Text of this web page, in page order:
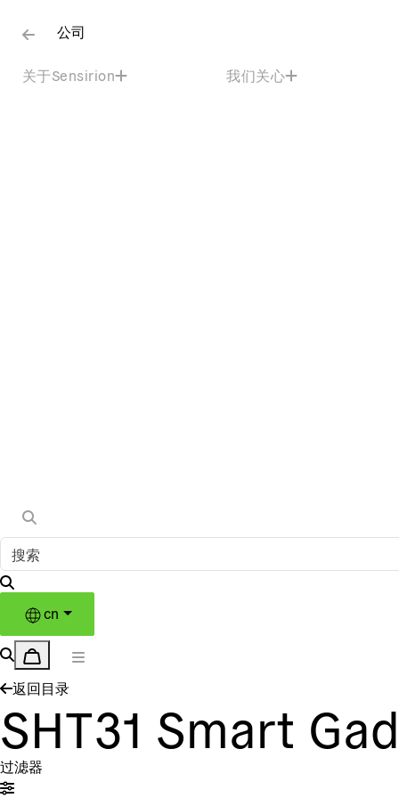
公司
关于Sensirion 我们关心
cn
返回目录
SHT31 Smart
过滤器